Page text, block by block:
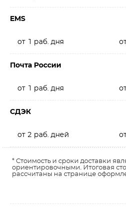
EMS
от 1 раб. дня
Почта России
от 1 раб. дня
СДЭК
от 2 раб. дней
* Стоимость и сроки доставки
ориентировочными. Итоговая
рассчитаны на странице